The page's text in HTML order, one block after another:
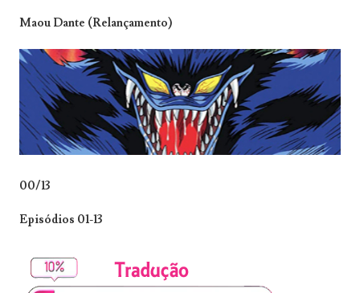
Maou Dante (Relançamento)
00/13
Episódios 01-13